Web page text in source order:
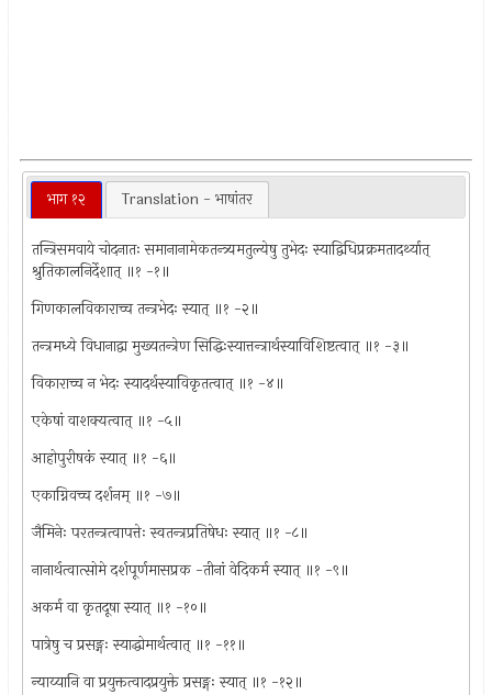
भाग १२ Translation - भाषांतर
तन्त्रिसमवाये चोदनातः समानानामेकतन्त्र्यमतुल्येषु तुभेदः स्याद्विधिप्रक्रमतादर्थ्यात्
श्रुतिकालनिर्देशात् ॥१ -१॥
गिणकालविकाराच्च तन्त्रभेदः स्यात् ॥१ -२॥
तन्त्रमध्ये विधानाद्वा मुख्यतन्त्रेण सिद्धिःस्यात्तन्त्रार्थस्याविशिष्टत्वात् ॥१ -३॥
विकाराच्च न भेदः स्यादर्थस्याविकृतत्वात् ॥१ -४॥
एकेषां वाशक्यत्वात् ॥१ -५॥
आहोपुरीषकं स्यात् ॥१ -६॥
एकाग्निवच्च दर्शनम् ॥१ -७॥
जैमिनेः परतन्त्रत्वापत्तेः स्वतन्त्रप्रतिषेधः स्यात् ॥१ -८॥
नानार्थत्वात्सोमे दर्शपूर्णमासप्रक -तीनां वेदिकर्म स्यात् ॥१ -९॥
अकर्म वा कृतदूषा स्यात् ॥१ -१०॥
पात्रेषु च प्रसङ्गः स्याद्धोमार्थत्वात् ॥१ -११॥
न्याय्यानि वा प्रयुक्तत्वादप्रयुक्ते प्रसङ्गः स्यात् ॥१ -१२॥